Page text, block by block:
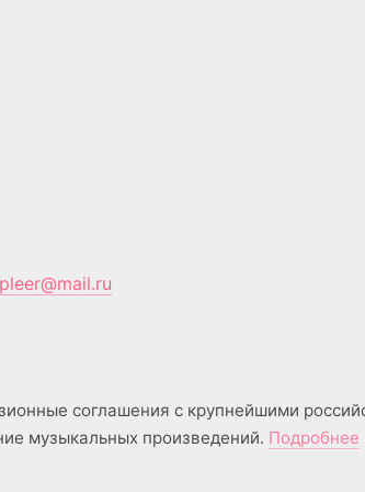
соглашения с крупнейшими
музыкальных произведений. Подробнее